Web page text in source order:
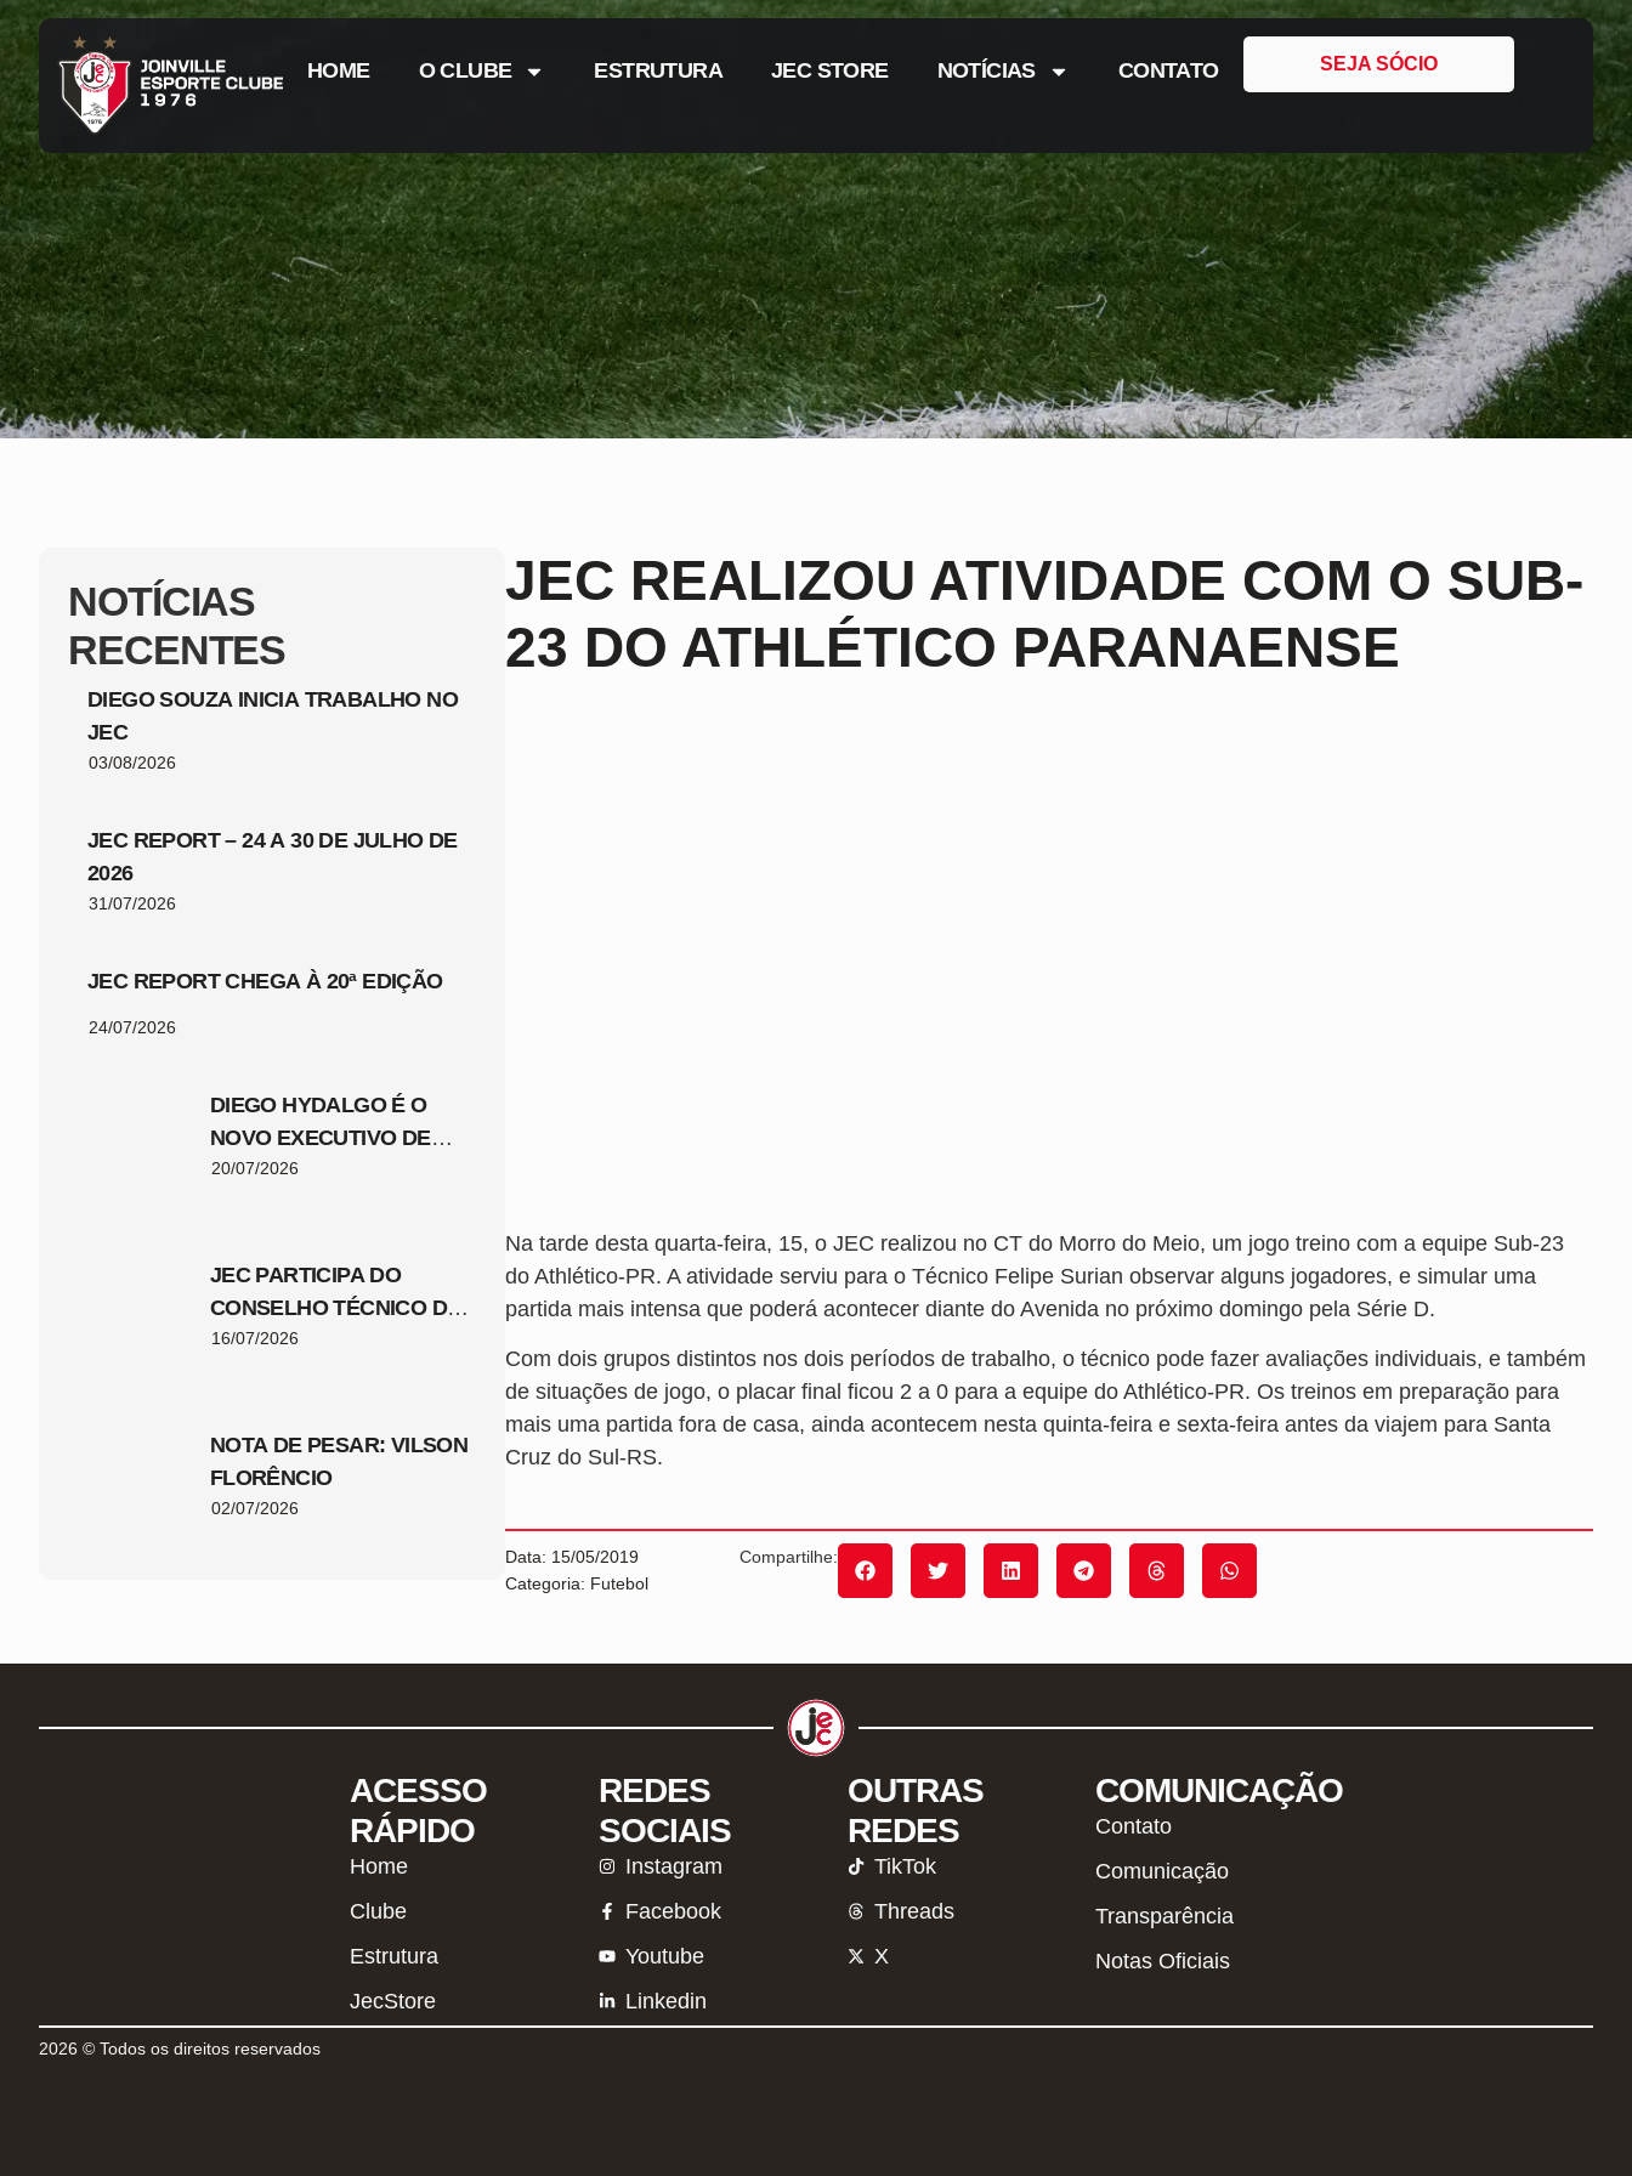
HOME O CLUBE ESTRUTURA JEC STORE NOTÍCIAS CONTATO SEJA SÓCIO
NOTÍCIAS
RECENTES
DIEGO SOUZA INICIA TRABALHO NO
JEC
03/08/2026
JEC REPORT – 24 A 30 DE JULHO DE
2026
31/07/2026
JEC REPORT CHEGA À 20ª EDIÇÃO
24/07/2026
DIEGO HYDALGO É O
NOVO EXECUTIVO DE
FUTEBOL DO JEC
20/07/2026
JEC PARTICIPA DO
CONSELHO TÉCNICO DA
COPA SANTA CATARINA
16/07/2026
NOTA DE PESAR: VILSON
FLORÊNCIO
02/07/2026
JEC REALIZOU ATIVIDADE COM O SUB-
23 DO ATHLÉTICO PARANAENSE
Na tarde desta quarta-feira, 15, o JEC realizou no CT do Morro do Meio, um jogo treino com a equipe Sub-23
do Athlético-PR. A atividade serviu para o Técnico Felipe Surian observar alguns jogadores, e simular uma
partida mais intensa que poderá acontecer diante do Avenida no próximo domingo pela Série D.
Com dois grupos distintos nos dois períodos de trabalho, o técnico pode fazer avaliações individuais, e também
de situações de jogo, o placar final ficou 2 a 0 para a equipe do Athlético-PR. Os treinos em preparação para
mais uma partida fora de casa, ainda acontecem nesta quinta-feira e sexta-feira antes da viajem para Santa
Cruz do Sul-RS.
Data: 15/05/2019
Categoria: Futebol
Compartilhe:
ACESSO
RÁPIDO
Home
Clube
Estrutura
JecStore
REDES
SOCIAIS
Instagram
Facebook
Youtube
Linkedin
OUTRAS
REDES
TikTok
Threads
X
COMUNICAÇÃO
Contato
Comunicação
Transparência
Notas Oficiais
2026 © Todos os direitos reservados